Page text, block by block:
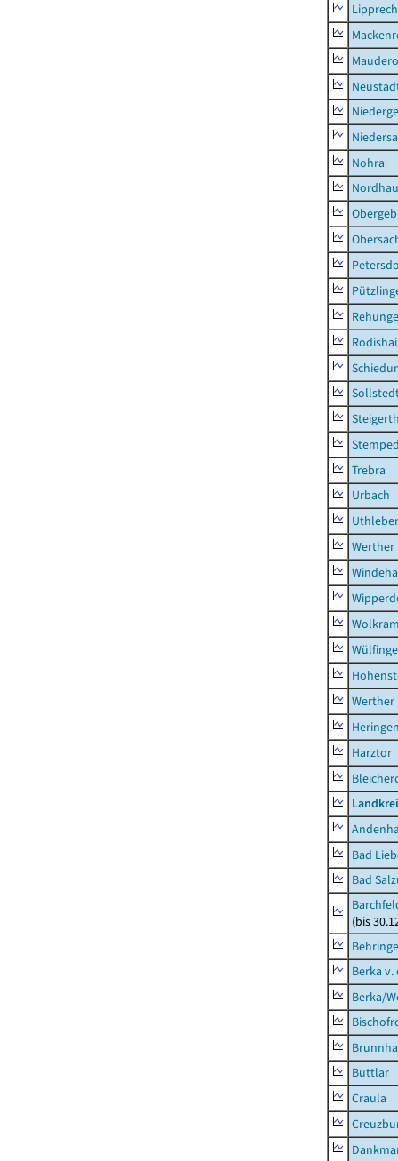
Nohra
Trebra
Urbach
Werther
Werther
Harztor
Bad
Bad
(bis
Berka v.
Berka/
Buttlar
Craula